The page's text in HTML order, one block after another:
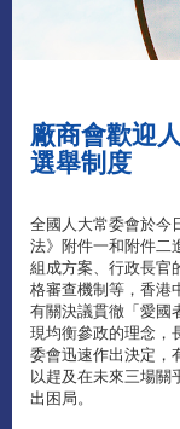
廠商會歡迎
選舉制度
全國人大常委會於今
法》附件一和附件二
組成方案、行政長官
格審查機制等，香港
有關決議貫徹「愛國
現均衡參政的理念，
委會迅速作出決定，
以趕及在未來三場關
出困局。